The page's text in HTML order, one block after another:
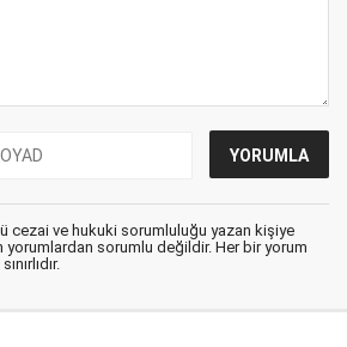
cezai ve hukuki sorumluluğu yazan kişiye
yorumlardan sorumlu değildir. Her bir yorum